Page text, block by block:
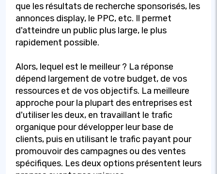
que les résultats de recherche sponsorisés, les
annonces display, le PPC, etc. Il permet
d'atteindre un public plus large, le plus
rapidement possible.
Alors, lequel est le meilleur ? La réponse
dépend largement de votre budget, de vos
ressources et de vos objectifs. La meilleure
approche pour la plupart des entreprises est
d'utiliser les deux, en travaillant le trafic
organique pour développer leur base de
clients, puis en utilisant le trafic payant pour
promouvoir des campagnes ou des ventes
spécifiques. Les deux options présentent leurs